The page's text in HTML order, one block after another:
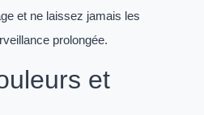
et ne laissez jamais les
prolongée.
et